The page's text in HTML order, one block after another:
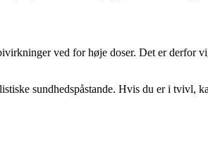
ved for høje doser. Det er derfor
sundhedspåstande. Hvis du er i tvivl,